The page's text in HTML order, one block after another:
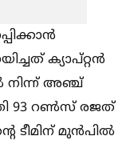
ക്യാപ്റ്റൻ
നിന്ന് അഞ്ച്
93 റണ്‍സ് രജത്
ടീമിന് മുൻപില്‍